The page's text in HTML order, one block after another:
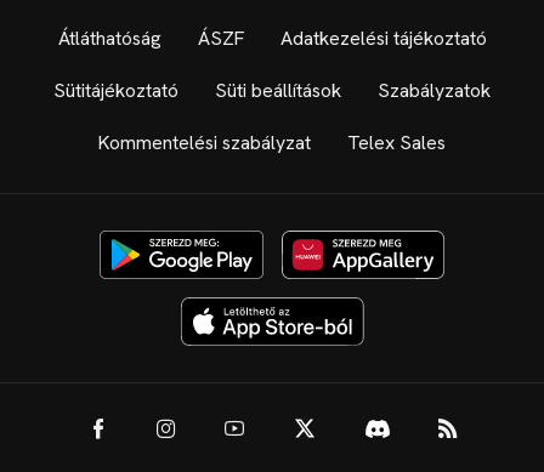
Átláthatóság ÁSZF Adatkezelési tájékoztató
Sütitájékoztató Süti beállítások Szabályzatok
Kommentelési szabályzat Telex Sales